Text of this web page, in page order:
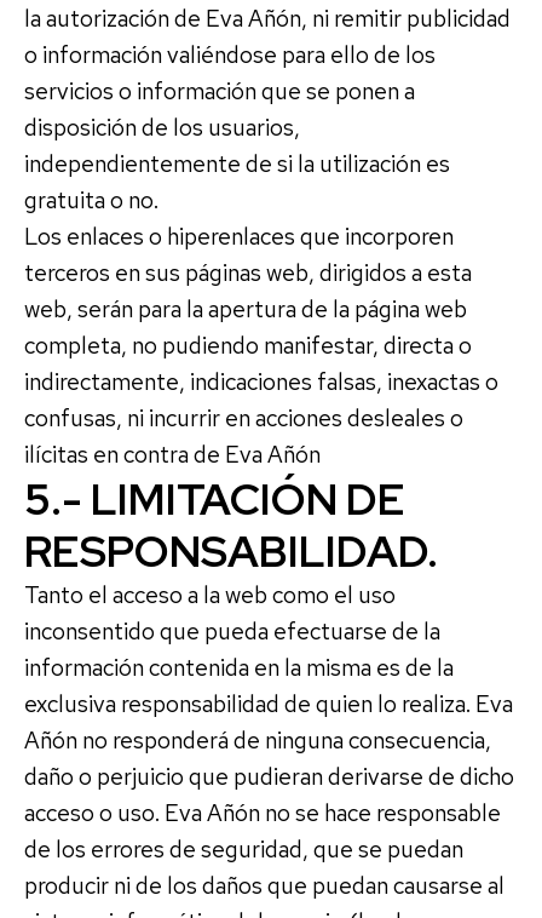
la autorización de Eva Añón, ni remitir publicidad
o información valiéndose para ello de los
servicios o información que se ponen a
disposición de los usuarios,
independientemente de si la utilización es
gratuita o no.
Los enlaces o hiperenlaces que incorporen
terceros en sus páginas web, dirigidos a esta
web, serán para la apertura de la página web
completa, no pudiendo manifestar, directa o
indirectamente, indicaciones falsas, inexactas o
confusas, ni incurrir en acciones desleales o
ilícitas en contra de Eva Añón
5.- LIMITACIÓN DE
RESPONSABILIDAD.
Tanto el acceso a la web como el uso
inconsentido que pueda efectuarse de la
información contenida en la misma es de la
exclusiva responsabilidad de quien lo realiza. Eva
Añón no responderá de ninguna consecuencia,
daño o perjuicio que pudieran derivarse de dicho
acceso o uso. Eva Añón no se hace responsable
de los errores de seguridad, que se puedan
producir ni de los daños que puedan causarse al